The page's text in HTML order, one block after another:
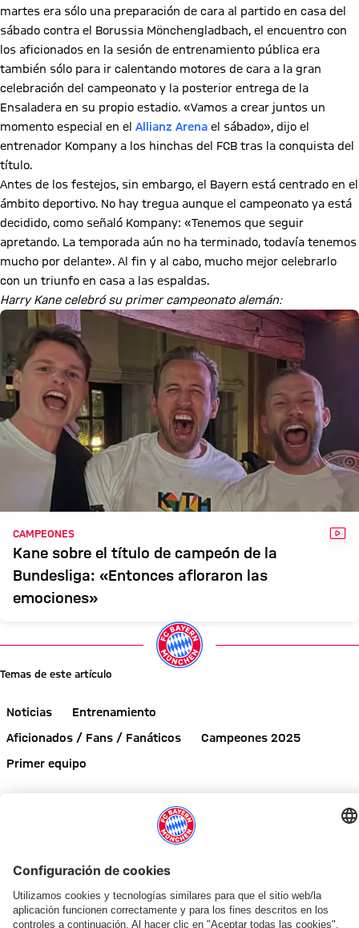
martes era sólo una preparación de cara al partido en casa del
sábado contra el Borussia Mönchengladbach, el encuentro con
los aficionados en la sesión de entrenamiento pública era
también sólo para ir calentando motores de cara a la gran
celebración del campeonato y la posterior entrega de la
Ensaladera en su propio estadio. «Vamos a crear juntos un
momento especial en el Allianz Arena el sábado», dijo el
entrenador Kompany a los hinchas del FCB tras la conquista del
título.
Reproducir vídeo
Antes de los festejos, sin embargo, el Bayern está centrado en el
ámbito deportivo. No hay tregua aunque el campeonato ya está
decidido, como señaló Kompany: «Tenemos que seguir
apretando. La temporada aún no ha terminado, todavía tenemos
mucho por delante». Al fin y al cabo, mucho mejor celebrarlo
con un triunfo en casa a las espaldas.
Harry Kane celebró su primer campeonato alemán:
CAMPEONES
Kane sobre el título de campeón de la
Bundesliga: «Entonces afloraron las
emociones»
Temas de este artículo
Noticias
Entrenamiento
Aficionados / Fans / Fanáticos
Campeones 2025
Primer equipo
NOTICIAS RELACIONADAS
CHARLA EN LA GIRA
ENTREVISTA
AUDI SUMMER TOUR
EN EL DÍA LIBRE DE ENTRENAMIENTO
AUDI SUMMER TOUR 2026
CHARLA EN LA GIRA
ENTREVISTA
AUDI SUMMER TOUR
GALERÍA
GALERÍAENTRENAMIENTO
GALERÍA